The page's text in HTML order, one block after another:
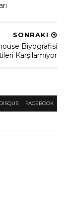
SONRAKI
Biyografisi
Karşılamıyor
DISQUS FACEBOOK